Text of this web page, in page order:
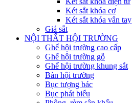
Két sắt khóa cơ
Két sắt khóa vân tay
Giá sắt
NỘI THẤT HỘI TRƯỜNG
Ghế hội trường cao cấp
Ghế hội trường gỗ
Ghế hội trường khung sắt
Bàn hội trường
Bục tượng bác
Bục phát biểu